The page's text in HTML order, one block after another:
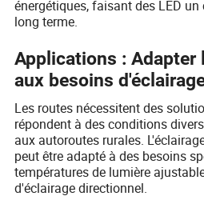
énergétiques, faisant des LED
long terme.
Applications : Adapter
aux besoins
Les routes nécessitent des
répondent à des conditions
aux autoroutes rurales.
peut être adapté à des besoins
températures de lumière
d'éclairage directionnel.